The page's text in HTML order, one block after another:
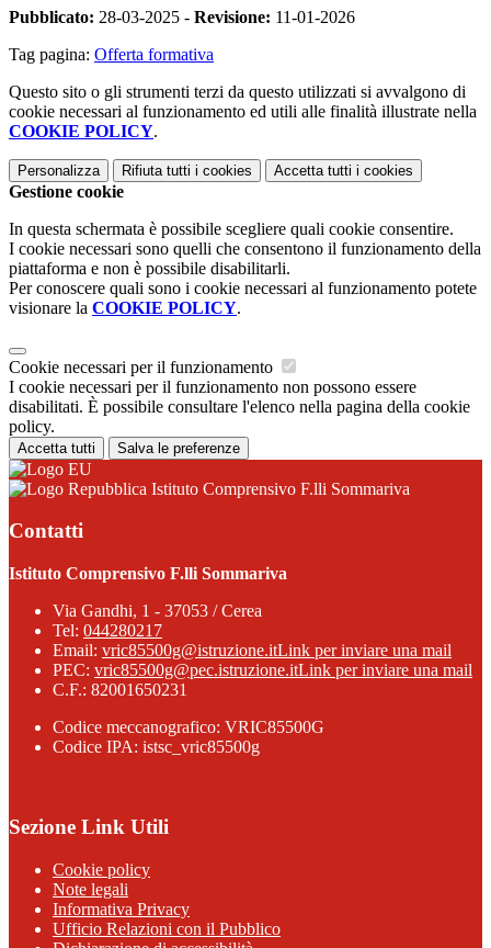
Pubblicato: 28-03-2025 - Revisione: 11-01-2026
Tag pagina: Offerta formativa
Questo sito o gli strumenti terzi da questo utilizzati si avvalgono di
cookie necessari al funzionamento ed utili alle finalità illustrate nella
COOKIE POLICY.
Personalizza Rifiuta tutti i cookies Accetta tutti i cookies
Gestione cookie
In questa schermata è possibile scegliere quali cookie consentire.
I cookie necessari sono quelli che consentono il funzionamento della
piattaforma e non è possibile disabilitarli.
Per conoscere quali sono i cookie necessari al funzionamento potete
visionare la COOKIE POLICY.
Cookie necessari per il funzionamento
I cookie necessari per il funzionamento non possono essere
disabilitati. È possibile consultare l'elenco nella pagina della cookie
policy.
Accetta tutti Salva le preferenze
Istituto Comprensivo F.lli Sommariva
Contatti
Istituto Comprensivo F.lli Sommariva
Via Gandhi, 1 - 37053 / Cerea
Tel: 044280217
Email: vric85500g@istruzione.itLink per inviare una mail
PEC: vric85500g@pec.istruzione.itLink per inviare una mail
C.F.: 82001650231
Codice meccanografico: VRIC85500G
Codice IPA: istsc_vric85500g
Sezione Link Utili
Cookie policy
Note legali
Informativa Privacy
Ufficio Relazioni con il Pubblico